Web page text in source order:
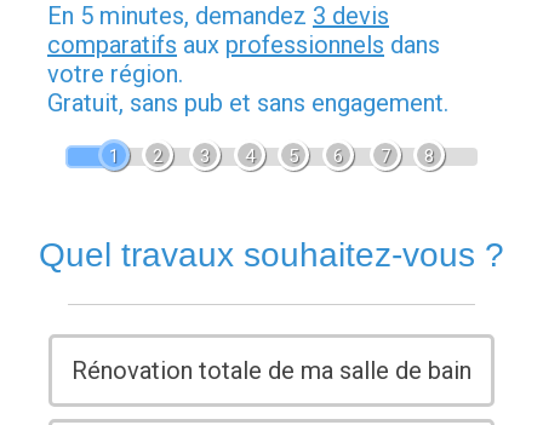
En 5 minutes, demandez 3 devis
comparatifs aux professionnels dans
votre région.
Gratuit, sans pub et sans engagement.
1 2 3 4 5 6 7 8
Quel travaux souhaitez-vous ?
Rénovation totale de ma salle de bain